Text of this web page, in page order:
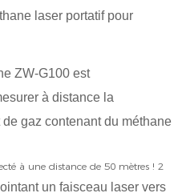
laser portatif pour
ZW-G100 est
à distance la
gaz contenant du méthane
un faisceau laser vers